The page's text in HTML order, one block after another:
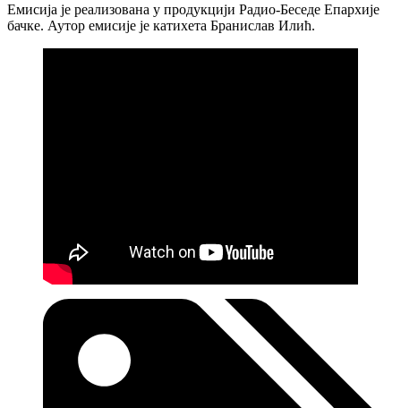
Емисија је реализована у продукцији Радио-Беседе Епархије
бачке. Аутор емисије је катихета Бранислав Илић.